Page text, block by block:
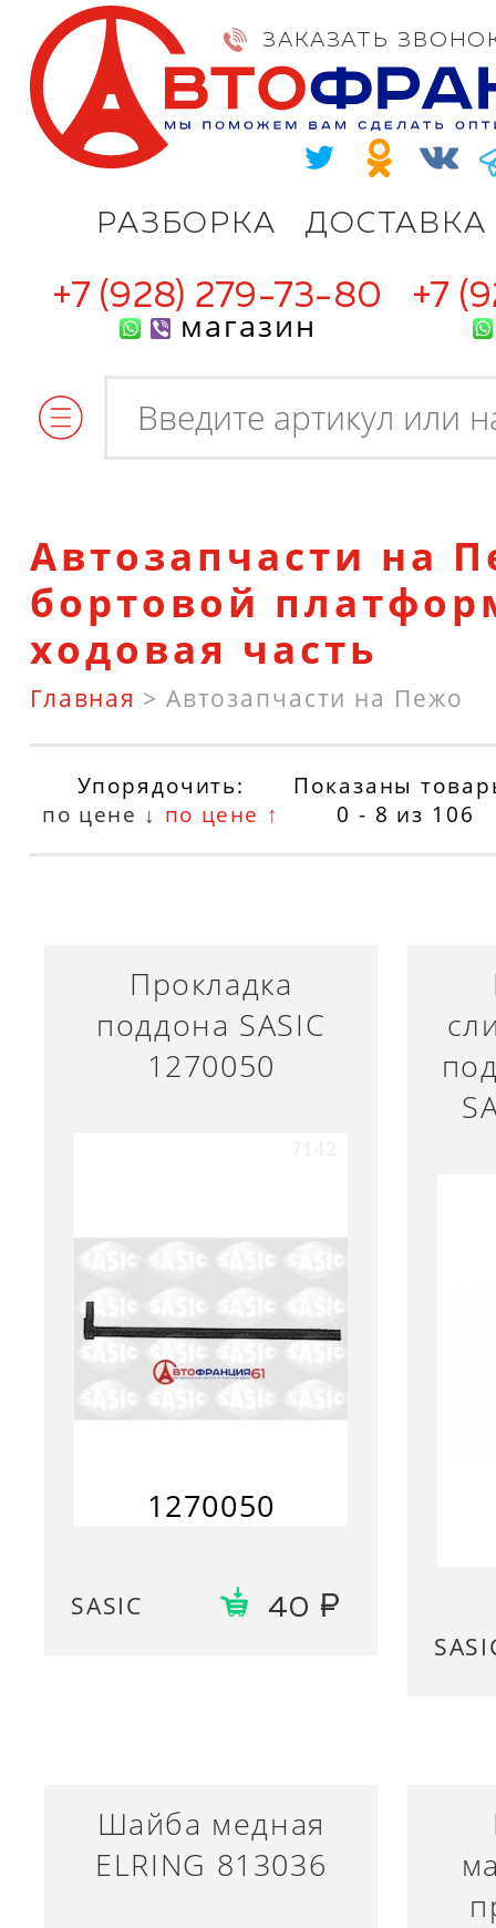
РАЗБОРКА ДОСТАВКА
ЗАКАЗАТЬ
+7 (928) 279-73-80
магазин
+7
Автозапчасти на
бортовой
ходовая часть
Главная > Автозапчасти на Пежо
Упорядочить:
по цене ↓ по цене ↑
Показаны
0 - 8 из 106
Прокладка
поддона SASIC
1270050
1270050
SASIC 40
Шайба медная
ELRING 813036